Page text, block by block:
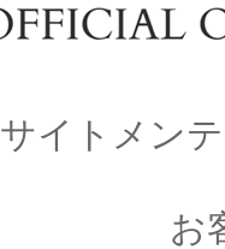
サイトメン
お